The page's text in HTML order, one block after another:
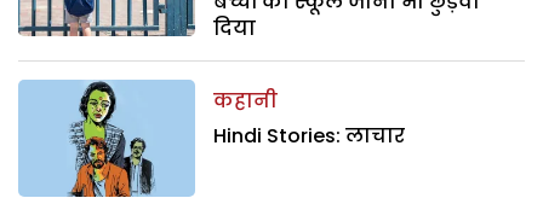
दिया
कहानी
Hindi Stories: लाचार